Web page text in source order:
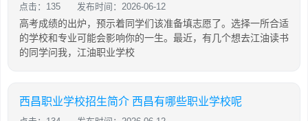
点击：135 发布时间：2026-06-12
高考成绩的出炉，预示着同学们该准备填志愿了。选择一所合适
的学校和专业可能会影响你的一生。最近，有几个想去江油读书
的同学问我，江油职业学校
西昌职业学校招生简介 西昌有哪些职业学校呢